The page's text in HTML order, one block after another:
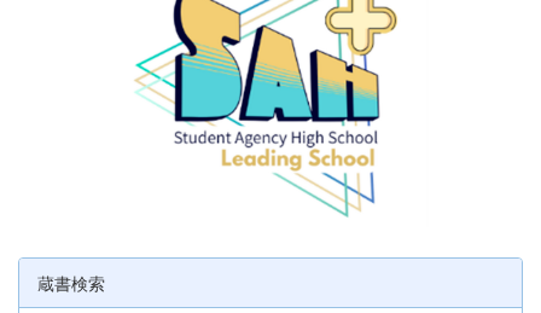
蔵書検索